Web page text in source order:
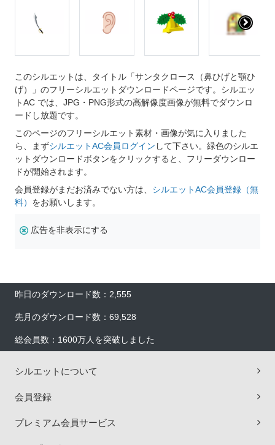
このシルエットは、タイトル「サンタクロース（鼻ひげと顎ひ
げ）」のフリーシルエットダウンロードページです。シルエッ
トAC では、JPG・PNG形式の高解像度画像が無料でダウンロ
ードし放題です。
このページのフリーシルエット素材・画像が気に入りました
ら、まずシルエットAC会員ログイン して下さい。緑色のシルエ
ットダウンロードボタンをクリックすると、フリーダウンロー
ドが開始されます。
会員登録がまだお済みでない方は、 シルエットAC会員登録（無
料） をお願いします。
広告を非表示にする
昨日のダウンロード数：2,555
先月のダウンロード数：69,528
総会員数：1600万人を突破しました
シルエットについて
会員登録
プレミアム会員サービス